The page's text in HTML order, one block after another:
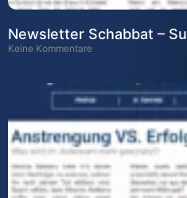
Newsletter Schabbat –
Keine Kommentare